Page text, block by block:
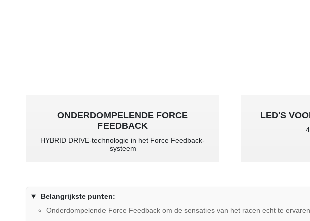
ONDERDOMPELENDE FORCE
FEEDBACK
HYBRID DRIVE-technologie in het Force Feedback-
systeem
LED'S
Belangrijkste punten:
Onderdompelende Force Feedback om de sensaties van het racen echt te